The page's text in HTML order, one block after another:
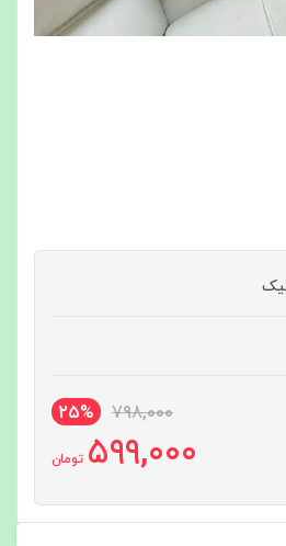
798,000
25%
599,000 تومان